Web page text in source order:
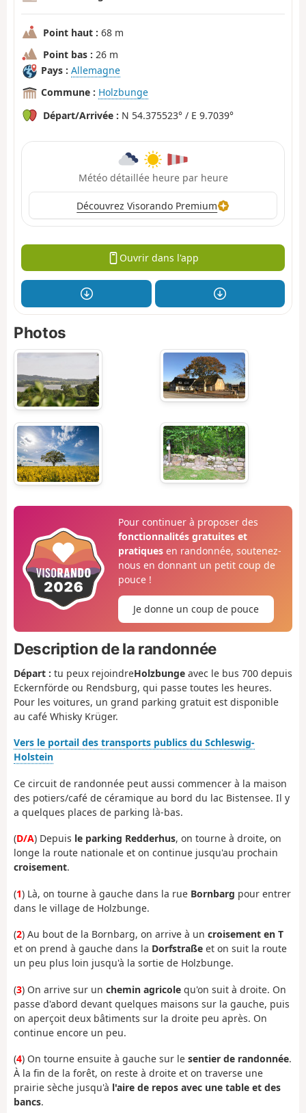
Point haut : 68 m
Point bas : 26 m
Pays : Allemagne
Commune : Holzbunge
Départ/Arrivée : N 54.375523° / E 9.7039°
Météo détaillée heure par heure
Découvrez Visorando Premium
Ouvrir dans l'app
Photos
Pour continuer à proposer des
fonctionnalités gratuites et
pratiquesen randonnée, soutenez-
nous en donnant un petit coup de
pouce !
Je donne un coup de pouce
Description de la randonnée
Départ : tu peux rejoindreHolzbunge avec le bus 700 depuis
Eckernförde ou Rendsburg, qui passe toutes les heures.
Pour les voitures, un grand parking gratuit est disponible
au café Whisky Krüger.
Vers le portail des transports publics du Schleswig-
Holstein
Ce circuit de randonnée peut aussi commencer à la maison
des potiers/café de céramique au bord du lac Bistensee. Il y
a quelques places de parking là-bas.
(D/A) Depuis le parking Redderhus, on tourne à droite, on
longe la route nationale et on continue jusqu'au prochain
croisement.
(1) Là, on tourne à gauche dans la rue Bornbarg pour entrer
dans le village de Holzbunge.
(2) Au bout de la Bornbarg, on arrive à un croisement en T
et on prend à gauche dans la Dorfstraße et on suit la route
un peu plus loin jusqu'à la sortie de Holzbunge.
(3) On arrive sur un chemin agricole qu'on suit à droite. On
passe d'abord devant quelques maisons sur la gauche, puis
on aperçoit deux bâtiments sur la droite peu après. On
continue encore un peu.
(4) On tourne ensuite à gauche sur le sentier de randonnée.
À la fin de la forêt, on reste à droite et on traverse une
prairie sèche jusqu'à l'aire de repos avec une table et des
bancs.